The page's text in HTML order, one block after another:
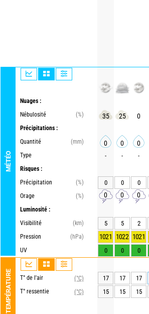
MÉTÉO
Nuages :
Nébulosité
(%)
Précipitations :
Quantité
(mm)
Type
Risques :
Précipitation
(%)
Orage
(%)
Luminosité :
Visibilité
(km)
Pression
(hPa)
UV
TEMPÉRATURE T° de l'air
(°C)
T° ressentie
(°C)
35 25 0
0 0 0
- - -
0 0 0
0 0 0
5 5 2
1021 1022 1021
0 0 0
17 17 17
15
15 15